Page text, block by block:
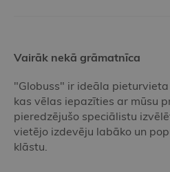
Vairāk nekā grāmatnīca
"Globuss" ir ideāla
kas vēlas iepazīties ar mūsu
pieredzējušo speciālistu
vietējo izdevēju labāko un
klāstu.